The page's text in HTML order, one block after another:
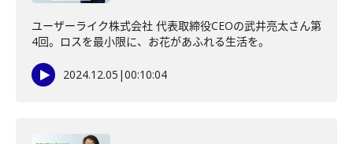
ユーザーライク株式会社 代表取締役CEOの武井亮太さん第
4回。ロスを最小限に、お花があふれる生活を。
2024.12.05 |00:10:04